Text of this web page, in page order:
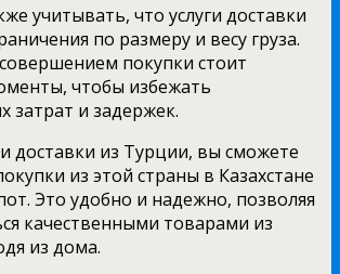
учитывать, что услуги доставки
по размеру и весу груза.
покупки стоит
чтобы избежать
затрат и задержек.
доставки из Турции, вы сможете
из этой страны в Казахстане
Это удобно и надежно, позволяя
качественными товарами из
из дома.